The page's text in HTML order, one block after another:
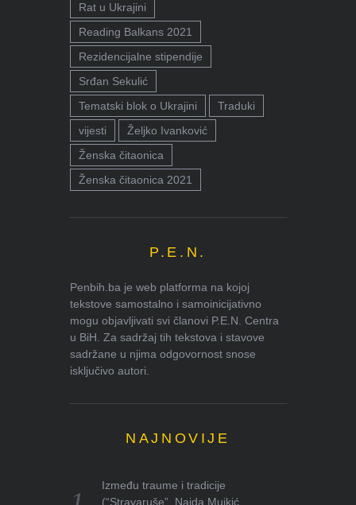
Rat u Ukrajini
Reading Balkans 2021
Rezidencijalne stipendije
Srđan Sekulić
Tematski blok o Ukrajini
Traduki
vijesti
Željko Ivanković
Ženska čitaonica
Ženska čitaonica 2021
P.E.N.
Penbih.ba je web platforma na kojoj
tekstove samostalno i samoinicijativno
mogu objavljivati svi članovi P.E.N. Centra
u BiH. Za sadržaj tih tekstova i stavove
sadržane u njima odgovornost snose
isključivo autori.
NAJNOVIJE
Između traume i tradicije
(“Stravaruše”, Naida Mujkić,